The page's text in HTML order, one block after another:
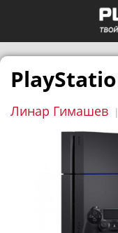
Линар Гимашев |